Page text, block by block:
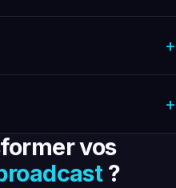
+
+
vos
?